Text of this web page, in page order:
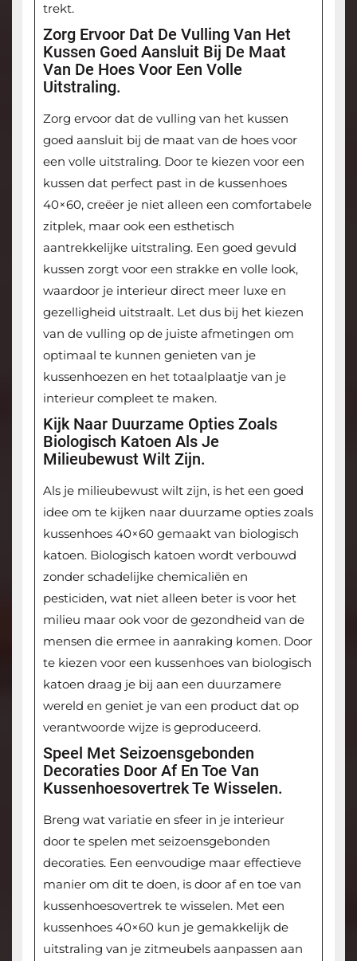
trekt.
Zorg Ervoor Dat De Vulling Van Het
Kussen Goed Aansluit Bij De Maat
Van De Hoes Voor Een Volle
Uitstraling.
Zorg ervoor dat de vulling van het kussen
goed aansluit bij de maat van de hoes voor
een volle uitstraling. Door te kiezen voor een
kussen dat perfect past in de kussenhoes
40×60, creëer je niet alleen een comfortabele
zitplek, maar ook een esthetisch
aantrekkelijke uitstraling. Een goed gevuld
kussen zorgt voor een strakke en volle look,
waardoor je interieur direct meer luxe en
gezelligheid uitstraalt. Let dus bij het kiezen
van de vulling op de juiste afmetingen om
optimaal te kunnen genieten van je
kussenhoezen en het totaalplaatje van je
interieur compleet te maken.
Kijk Naar Duurzame Opties Zoals
Biologisch Katoen Als Je
Milieubewust Wilt Zijn.
Als je milieubewust wilt zijn, is het een goed
idee om te kijken naar duurzame opties zoals
kussenhoes 40×60 gemaakt van biologisch
katoen. Biologisch katoen wordt verbouwd
zonder schadelijke chemicaliën en
pesticiden, wat niet alleen beter is voor het
milieu maar ook voor de gezondheid van de
mensen die ermee in aanraking komen. Door
te kiezen voor een kussenhoes van biologisch
katoen draag je bij aan een duurzamere
wereld en geniet je van een product dat op
verantwoorde wijze is geproduceerd.
Speel Met Seizoensgebonden
Decoraties Door Af En Toe Van
Kussenhoesovertrek Te Wisselen.
Breng wat variatie en sfeer in je interieur
door te spelen met seizoensgebonden
decoraties. Een eenvoudige maar effectieve
manier om dit te doen, is door af en toe van
kussenhoesovertrek te wisselen. Met een
kussenhoes 40×60 kun je gemakkelijk de
uitstraling van je zitmeubels aanpassen aan